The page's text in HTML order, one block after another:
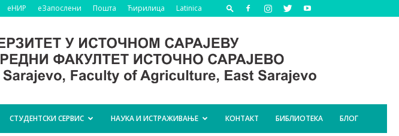
еНИР еЗапослени Пошта Ћирилица Latinica
СТУДЕНТСКИ СЕРВИС НАУКА И ИСТРАЖИВАЊЕ КОНТАКТ БИБЛИОТЕКА БЛОГ